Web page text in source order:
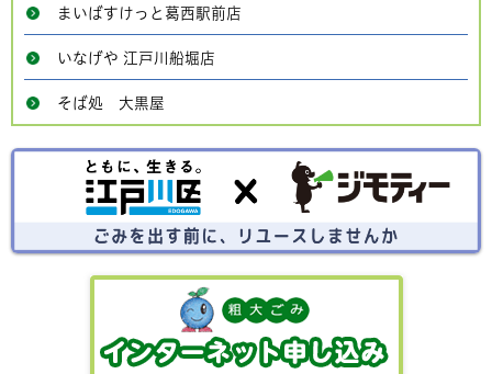
まいばすけっと葛西駅前店
いなげや 江戸川船堀店
そば処 大黒屋